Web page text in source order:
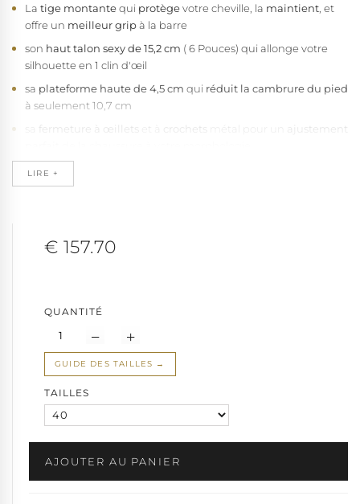
La tige montantequi protègevotre cheville, la maintient , et
offre un meilleur gripà la barre
son haut talon sexy de 15,2 cm ( 6 Pouces) qui allonge votre
silhouette en 1 clin d'œil
sa plateforme haute de 4,5 cm qui réduit la cambrure du pied
à seulement 10,7 cm
fermeture à œillets et à crochets métal pour un
ajustement
sonzip latéral
LIRE +
€ 157.70
QUANTITÉ
GUIDE DES TAILLES
TAILLES
AJOUTER AU PANIER